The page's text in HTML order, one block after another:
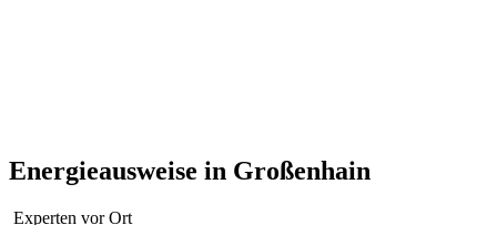
Energieausweise in Großenhain
Experten vor Ort